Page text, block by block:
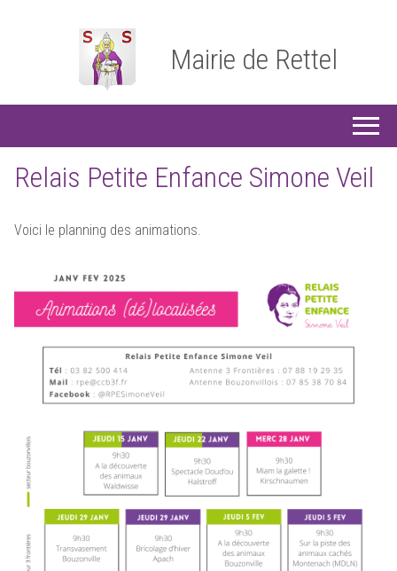
Mairie de Rettel
Relais Petite Enfance Simone Veil
Voici le planning des animations.